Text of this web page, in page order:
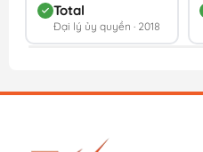
Total
Đại lý ủy quyền · 2018